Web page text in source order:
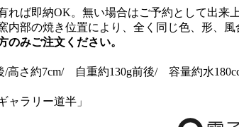
れば即納OK。無い場合はご予約として出来
内部の焼き位置により、全く同じ色、形、
のみご注文ください。
/高さ約7cm/ 自重約130g前後/ 容量約水